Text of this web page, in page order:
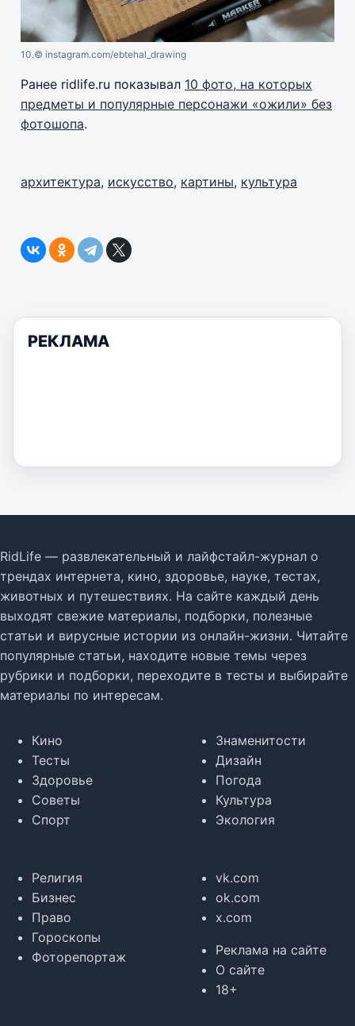
10.© instagram.com/ebtehal_drawing
Ранее ridlife.ru показывал 10 фото, на которых
предметы и популярные персонажи «ожили» без
фотошопа.
архитектура, искусство, картины, культура
РЕКЛАМА
RidLife — развлекательный и лайфстайл-журнал о
трендах интернета, кино, здоровье, науке, тестах,
животных и путешествиях. На сайте каждый день
выходят свежие материалы, подборки, полезные
статьи и вирусные истории из онлайн-жизни. Читайте
популярные статьи, находите новые темы через
рубрики и подборки, переходите в тесты и выбирайте
материалы по интересам.
Кино
Тесты
Здоровье
Советы
Спорт
Знаменитости
Дизайн
Погода
Культура
Экология
Религия
Бизнес
Право
Гороскопы
Фоторепортаж
vk.com
ok.com
x.com
Реклама на сайте
О сайте
18+